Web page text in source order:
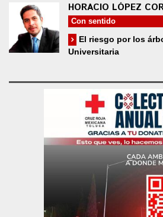
HORACIO LÓPEZ
Con sentido
El riesgo por los
Universitaria